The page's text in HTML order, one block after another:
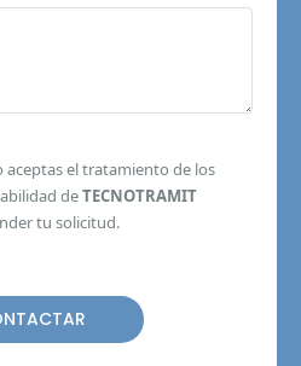
aceptas el tratamiento de los
deTECNOTRAMIT
tu solicitud.